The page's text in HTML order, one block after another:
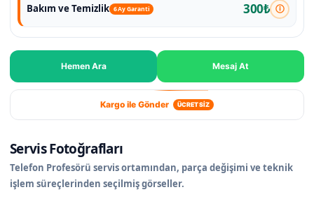
Bakım ve Temizlik 6 Ay Garanti 300₺
Hemen Ara Mesaj At
Kargo ile Gönder ÜCRETSİZ
Servis Fotoğrafları
Telefon Profesörü servis ortamından, parça değişimi ve teknik
işlem süreçlerinden seçilmiş görseller.